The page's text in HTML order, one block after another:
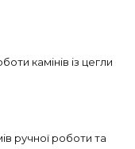
камінів із цегли
ручної роботи та